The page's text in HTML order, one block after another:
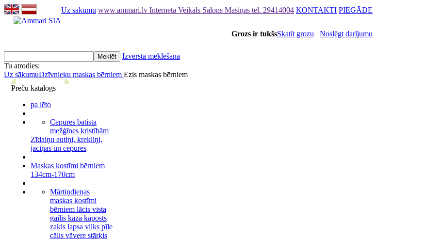
Uz sākumu www.ammari.lv Interneta Veikals Salons Māsiņas tel. 29414004 KONTAKTI PIEGĀDE
Grozs ir tukšsSkatīt grozu Noslēgt darījumu
Izvērstā meklēšana
Tu atrodies:
Uz sākumuDzīvnieku maskas bērniem Ezis maskas bērniem
Preču katalogs
pa lēto
Cepures batista
mežģīnes kristībām
Zīdaiņu autiņi, krekliņi,
jaciņas un cepures
Maskas kostīmi bērniem
134cm-170cm
Mārtiņdienas
maskas kostīmi
bērniem lācis vista
gailis kaza kāposts
zaķis lapsa vilks pīle
cālis vāvere stārķis